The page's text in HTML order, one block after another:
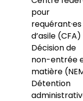
pour
requérant·es
d’asile (CFA)
Décision de
non-entrée
matière
Détention